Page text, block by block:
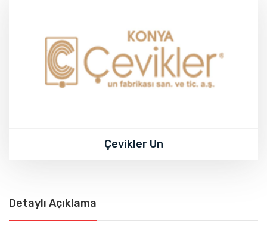
Çevikler Un
Detaylı Açıklama